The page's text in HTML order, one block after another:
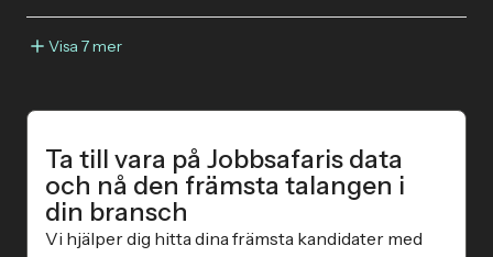
Visa 7 mer
Ta till vara på Jobbsafaris data
och nå den främsta talangen i
din bransch
Vi hjälper dig hitta dina främsta kandidater med